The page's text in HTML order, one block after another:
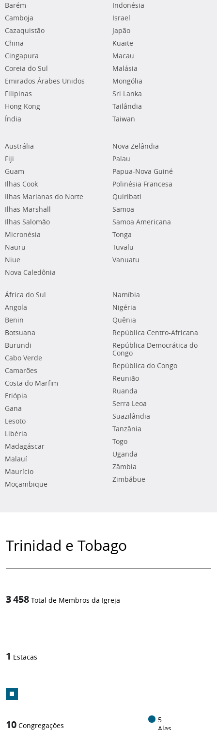
Barém
Camboja
Cazaquistão
China
Cingapura
Coreia do Sul
Emirados Árabes Unidos
Filipinas
Hong Kong
Índia
Indonésia
Israel
Japão
Kuaite
Macau
Malásia
Mongólia
Sri Lanka
Tailândia
Taiwan
Austrália
Fiji
Guam
Ilhas Cook
Ilhas Marianas do Norte
Ilhas Marshall
Ilhas Salomão
Micronésia
Nauru
Niue
Nova Caledônia
Nova Zelândia
Palau
Papua-Nova Guiné
Polinésia Francesa
Quiribati
Samoa
Samoa Americana
Tonga
Tuvalu
Vanuatu
África do Sul
Angola
Benin
Botsuana
Burundi
Cabo Verde
Camarões
Costa do Marfim
Etiópia
Gana
Lesoto
Libéria
Madagáscar
Malauí
Maurício
Moçambique
Namíbia
Nigéria
Quênia
República Centro-Africana
República Democrática do
Congo
República do Congo
Reunião
Ruanda
Serra Leoa
Suazilândia
Tanzânia
Togo
Uganda
Zâmbia
Zimbábue
Trinidad e Tobago
3 458 Total de Membros da Igreja
1 Estacas
10 Congregações
5